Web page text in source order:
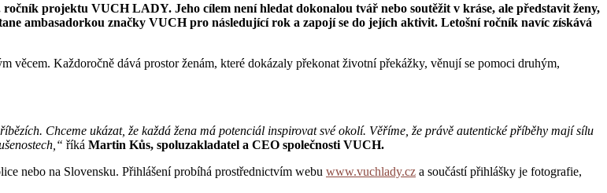
projektu VUCH LADY. Jeho cílem není hledat dokonalou tvář nebo soutěžit v kráse, ale představit ženy,
ambasadorkou značky VUCH pro následující rok a zapojí se do jejích aktivit. Letošní ročník navíc získává
Každoročně dává prostor ženám, které dokázaly překonat životní překážky, věnují se pomoci druhým,
Chceme ukázat, že každá žena má potenciál inspirovat své okolí. Věříme, že právě autentické příběhy mají sílu
říká Martin Kůs, spoluzakladatel a CEO společnosti VUCH.
nebo na Slovensku. Přihlášení probíhá prostřednictvím webu www.vuchlady.cz a součástí přihlášky je fotografie,